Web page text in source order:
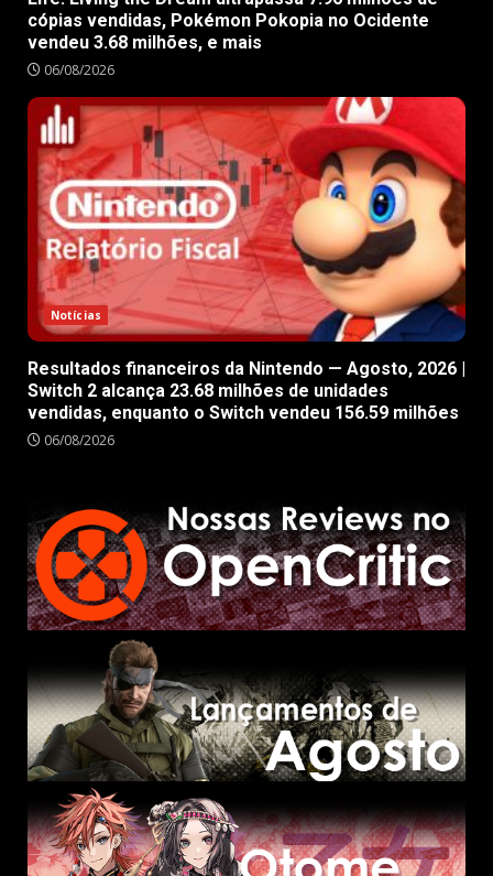
cópias vendidas, Pokémon Pokopia no Ocidente
vendeu 3.68 milhões, e mais
06/08/2026
Notícias
Resultados financeiros da Nintendo — Agosto, 2026 |
Switch 2 alcança 23.68 milhões de unidades
vendidas, enquanto o Switch vendeu 156.59 milhões
06/08/2026